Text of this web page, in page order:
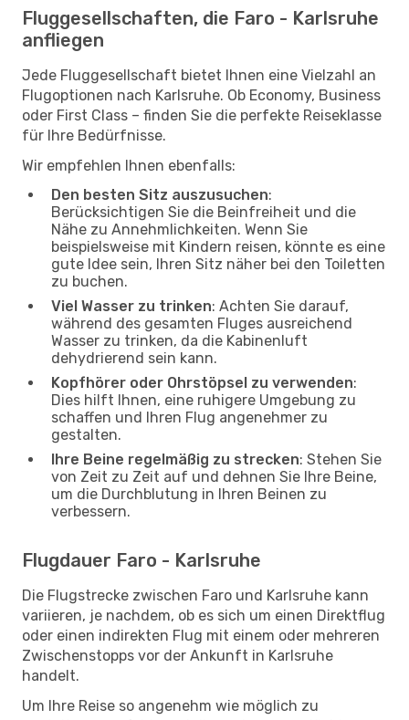
Fluggesellschaften, die Faro - Karlsruhe
anfliegen
Jede Fluggesellschaft bietet Ihnen eine Vielzahl an
Flugoptionen nach Karlsruhe. Ob Economy, Business
oder First Class – finden Sie die perfekte Reiseklasse
für Ihre Bedürfnisse.
Wir empfehlen Ihnen ebenfalls:
Den besten Sitz auszusuchen:
Berücksichtigen Sie die Beinfreiheit und die
Nähe zu Annehmlichkeiten. Wenn Sie
beispielsweise mit Kindern reisen, könnte es eine
gute Idee sein, Ihren Sitz näher bei den Toiletten
zu buchen.
Viel Wasser zu trinken: Achten Sie darauf,
während des gesamten Fluges ausreichend
Wasser zu trinken, da die Kabinenluft
dehydrierend sein kann.
Kopfhörer oder Ohrstöpsel zu verwenden:
Dies hilft Ihnen, eine ruhigere Umgebung zu
schaffen und Ihren Flug angenehmer zu
gestalten.
Ihre Beine regelmäßig zu strecken: Stehen Sie
von Zeit zu Zeit auf und dehnen Sie Ihre Beine,
um die Durchblutung in Ihren Beinen zu
verbessern.
Flugdauer Faro - Karlsruhe
Die Flugstrecke zwischen Faro und Karlsruhe kann
variieren, je nachdem, ob es sich um einen Direktflug
oder einen indirekten Flug mit einem oder mehreren
Zwischenstopps vor der Ankunft in Karlsruhe
handelt.
Um Ihre Reise so angenehm wie möglich zu